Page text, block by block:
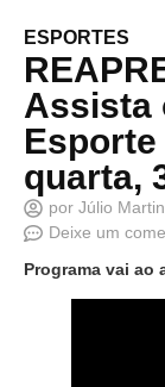
ESPORTES
Assista
quarta,
por Júlio
Deixe um
Programa vai ao